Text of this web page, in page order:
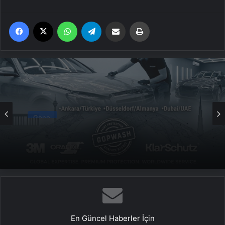
Facebook WhatsApp Email'den paylaş
Yeni Dünya Düzensizliği Çağında Türk Dış
Politikası ve Hakan Fidan Faktörü
En Güncel Haberler İçin